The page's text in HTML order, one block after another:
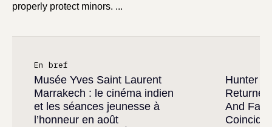
properly protect minors. ...
En bref
Musée Yves Saint Laurent
Marrakech : le cinéma indien
et les séances jeunesse à
l’honneur en août
Hunter x
And